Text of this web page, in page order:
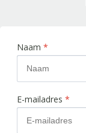
Naam *
E-mailadres *